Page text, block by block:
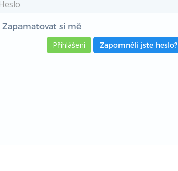
Zapamatovat si mě
Zapomněli jste heslo?